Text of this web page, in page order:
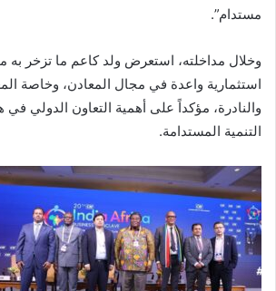
مستدام”
.
وخلال مداخلته، استعرض ولد كاعم ما تزخر به
استثمارية واعدة في مجال المعادن، وخاصة
والنادرة، مؤكداً على أهمية التعاون الدولي في
التنمية المستدامة.